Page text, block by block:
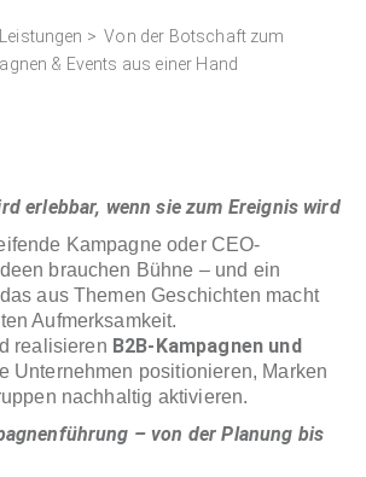
Leistungen > Von der Botschaft zum
& Events aus einer Hand
erlebbar, wenn sie zum Ereignis wird
Kampagne oder CEO-
brauchen Bühne – und ein
aus Themen Geschichten macht
Aufmerksamkeit.
realisieren B2B-Kampagnen und
Unternehmen positionieren, Marken
nachhaltig aktivieren.
– von der Planung bis